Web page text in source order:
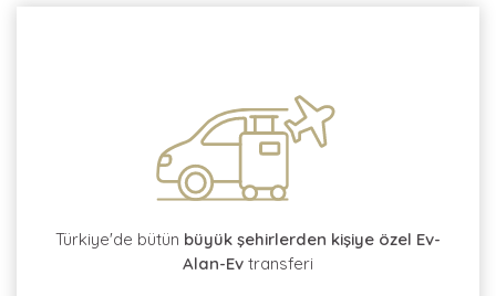
Türkiye'de bütün büyük şehirlerden kişiye özel Ev-
Alan-Ev transferi